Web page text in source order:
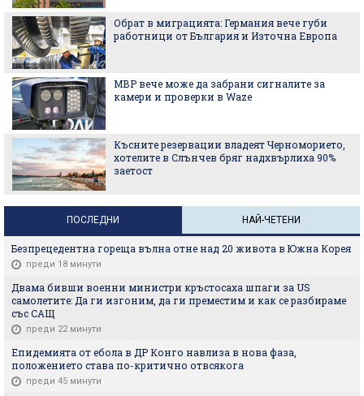
Обрат в миграцията: Германия вече губи
работници от България и Източна Европа
МВР вече може да забрани сигналите за
камери и проверки в Waze
Късните резервации владеят Черноморието,
хотелите в Слънчев бряг надхвърлиха 90%
заетост
ПОСЛЕДНИ НАЙ-ЧЕТЕНИ
Безпрецедентна гореща вълна отне над 20 живота в Южна Корея
преди 18 минути
Двама бивши военни министри кръстосаха шпаги за US
самолетите: Да ги изгоним, да ги преместим и как се разбираме
със САЩ
преди 22 минути
Епидемията от ебола в ДР Конго навлиза в нова фаза,
положението става по-критично отвсякога
преди 45 минути